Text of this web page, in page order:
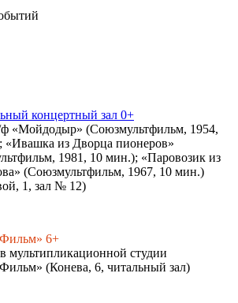
концертный зал 0+
«Мойдодыр» (Союзмультфильм, 1954,
«Ивашка из Дворца пионеров»
1981, 10 мин.); «Паровозик из
(Союзмультфильм, 1967, 10 мин.)
1, зал № 12)
6+
мультипликационной студии
(Конева, 6, читальный зал)